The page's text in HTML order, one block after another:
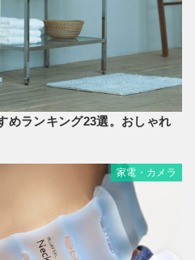
めランキング23選。おしゃれ
家電・カメラ